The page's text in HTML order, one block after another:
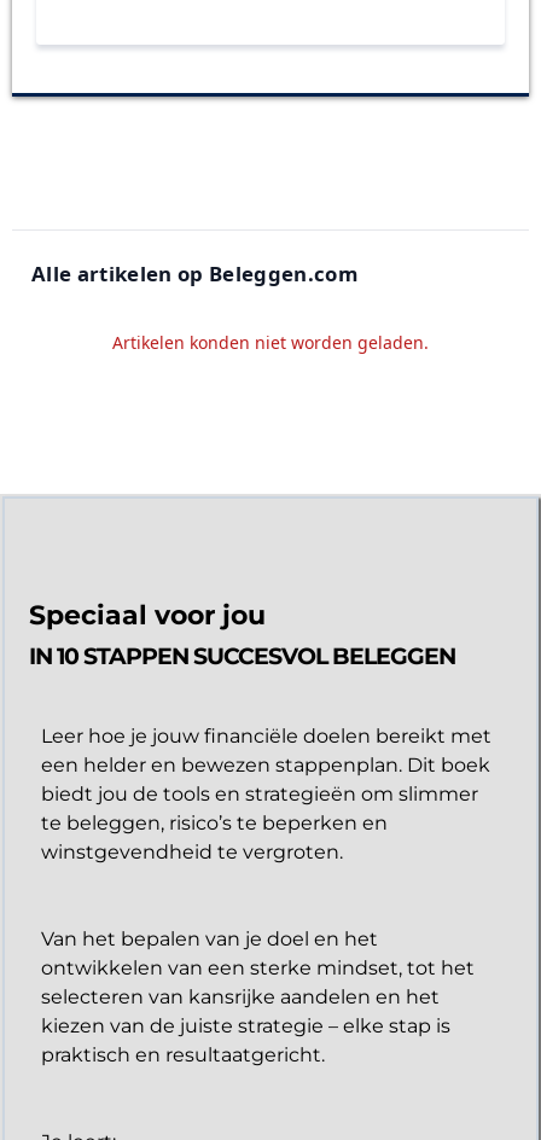
Alle artikelen op Beleggen.com
Artikelen konden niet worden geladen.
Speciaal voor jou
IN 10 STAPPEN SUCCESVOL BELEGGEN
Leer hoe je jouw financiële doelen bereikt met
een helder en bewezen stappenplan. Dit boek
biedt jou de tools en strategieën om slimmer
te beleggen, risico’s te beperken en
winstgevendheid te vergroten.
Van het bepalen van je doel en het
ontwikkelen van een sterke mindset, tot het
selecteren van kansrijke aandelen en het
kiezen van de juiste strategie – elke stap is
praktisch en resultaatgericht.